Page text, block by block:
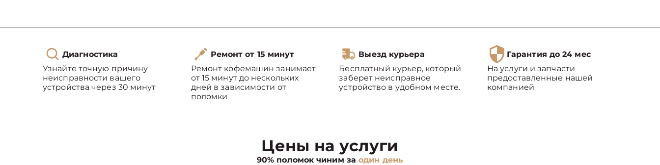
Диагностика
Узнайте точную причину
неисправности вашего
устройства через 30 минут
Ремонт от 15 минут
Ремонт кофемашин занимает
от 15 минут до нескольких
дней в зависимости от
поломки
Выезд курьера
Бесплатный курьер, который
заберет неисправное
устройство в удобном месте.
Гарантия до 24 мес
На услуги и запчасти
предоставленные нашей
компанией
Цены на услуги
90% поломок чиним заодин день